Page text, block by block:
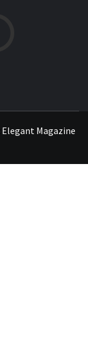
Elegant Magazine